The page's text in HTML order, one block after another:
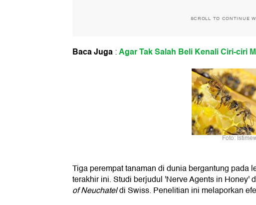
SCROLL TO CONTINUE
Baca Juga:Agar Tak Salah Beli Kenali Ciri-ciri
Foto:
Tiga perempat tanaman di dunia bergantung pada
terakhir ini. Studi berjudul 'Nerve Agents in Honey'
of Neuchateldi Swiss. Penelitian ini melaporkan